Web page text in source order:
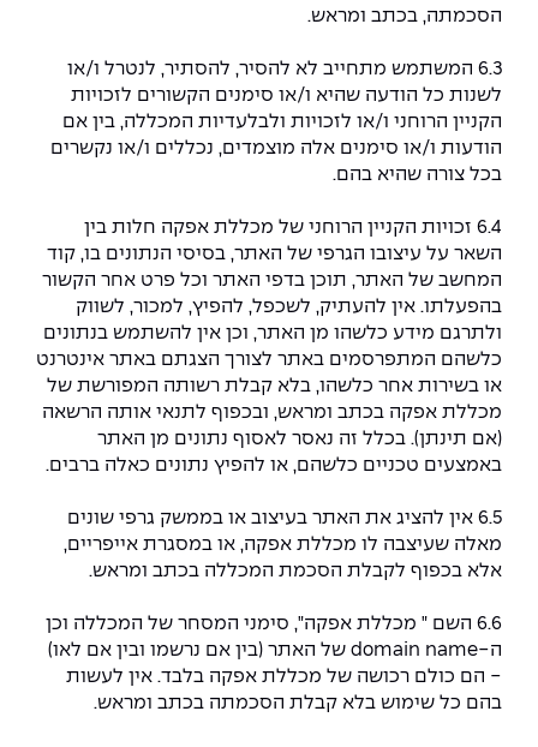
הסכמתה, בכתב ומראש.
6.3 המשתמש מתחייב לא להסיר, להסתיר, לנטרל ו/או
לשנות כל הודעה שהיא ו/או סימנים הקשורים לזכויות
הקניין הרוחני ו/או לזכויות ולבלעדיות המכללה, בין אם
הודעות ו/או סימנים אלה מוצמדים, נכללים ו/או נקשרים
בכל צורה שהיא בהם.
6.4 זכויות הקניין הרוחני של מכללת אפקה חלות בין
השאר על עיצובו הגרפי של האתר, בסיסי הנתונים בו, קוד
המחשב של האתר, תוכן בדפי האתר וכל פרט אחר הקשור
בהפעלתו. אין להעתיק, לשכפל, להפיץ, למכור, לשווק
ולתרגם מידע כלשהו מן האתר, וכן אין להשתמש בנתונים
כלשהם המתפרסמים באתר לצורך הצגתם באתר אינטרנט
או בשירות אחר כלשהו, בלא קבלת רשותה המפורשת של
מכללת אפקה בכתב ומראש, ובכפוף לתנאי אותה הרשאה
(אם תינתן). בכלל זה נאסר לאסוף נתונים מן האתר
באמצעים טכניים כלשהם, או להפיץ נתונים כאלה ברבים.
6.5 אין להציג את האתר בעיצוב או בממשק גרפי שונים
מאלה שעיצבה לו מכללת אפקה, או במסגרת אייפריים,
אלא בכפוף לקבלת הסכמת המכללה בכתב ומראש.
6.6 השם " מכללת אפקה", סימני המסחר של המכללה וכן
ה-domain name של האתר (בין אם נרשמו ובין אם לאו)
- הם כולם רכושה של מכללת אפקה בלבד. אין לעשות
בהם כל שימוש בלא קבלת הסכמתה בכתב ומראש.